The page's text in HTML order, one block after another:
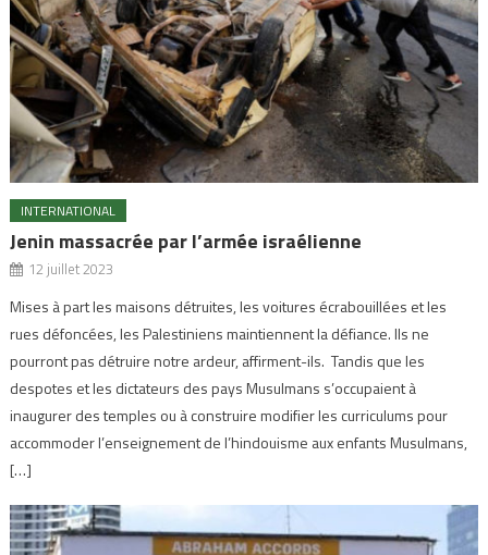
INTERNATIONAL
Jenin massacrée par l’armée israélienne
12 juillet 2023
Mises à part les maisons détruites, les voitures écrabouillées et les
rues défoncées, les Palestiniens maintiennent la défiance. Ils ne
pourront pas détruire notre ardeur, affirment-ils. Tandis que les
despotes et les dictateurs des pays Musulmans s’occupaient à
inaugurer des temples ou à construire modifier les curriculums pour
accommoder l’enseignement de l’hindouisme aux enfants Musulmans,
[…]